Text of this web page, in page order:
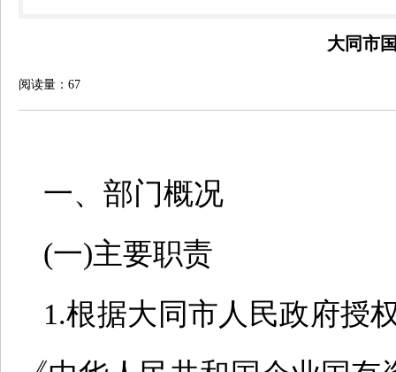
大同市
阅读量： 67
一、部门概况
(一)主要职责
1.根据大同市人民政府授